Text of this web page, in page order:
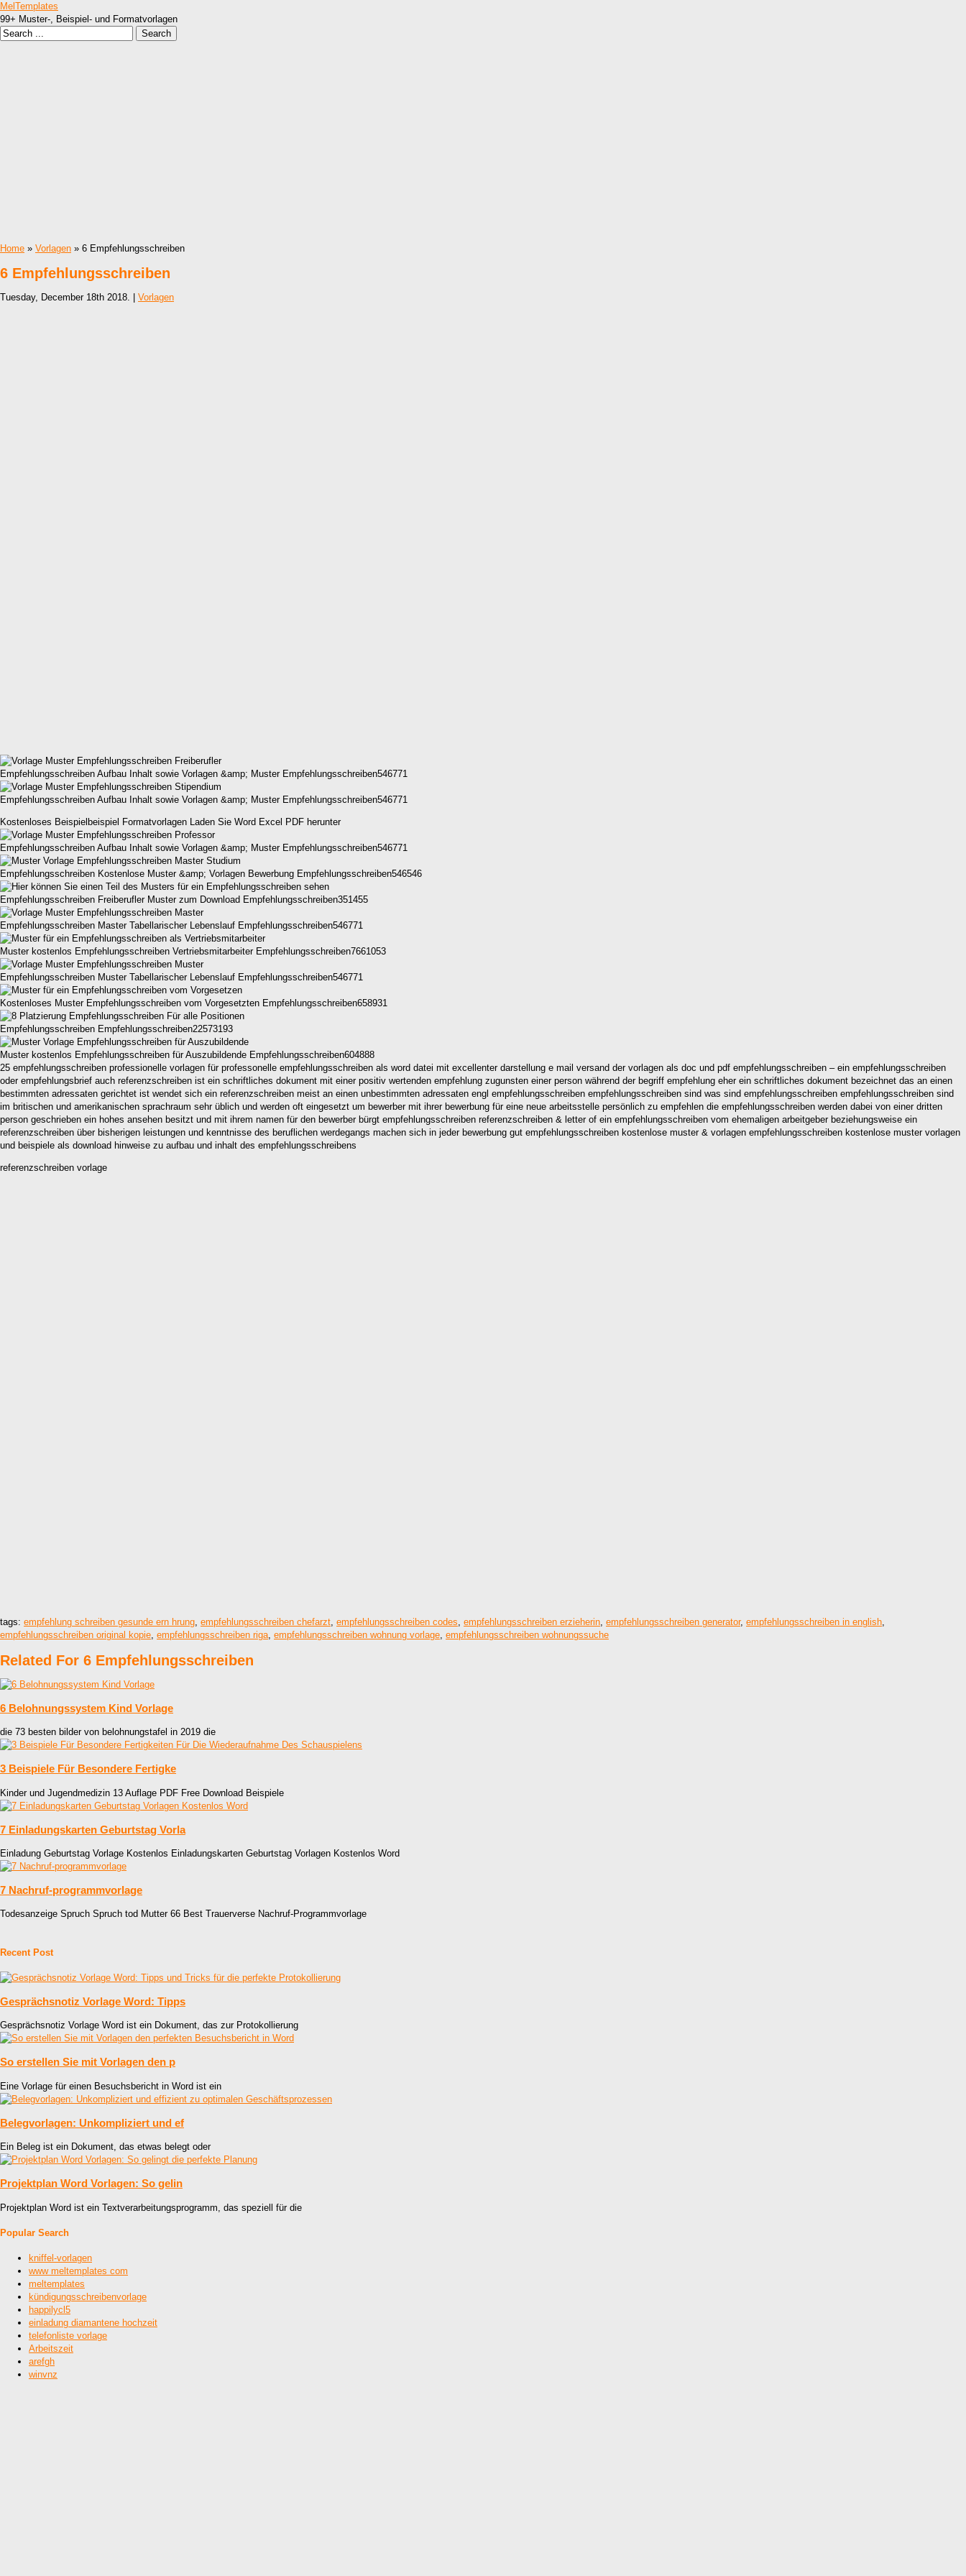
MelTemplates
99+ Muster-, Beispiel- und Formatvorlagen
Home » Vorlagen » 6 Empfehlungsschreiben
6 Empfehlungsschreiben
Tuesday, December 18th 2018. | Vorlagen
Empfehlungsschreiben Aufbau Inhalt sowie Vorlagen &amp; Muster Empfehlungsschreiben546771
Empfehlungsschreiben Aufbau Inhalt sowie Vorlagen &amp; Muster Empfehlungsschreiben546771
Kostenloses Beispielbeispiel Formatvorlagen Laden Sie Word Excel PDF herunter
Empfehlungsschreiben Aufbau Inhalt sowie Vorlagen &amp; Muster Empfehlungsschreiben546771
Empfehlungsschreiben Kostenlose Muster &amp; Vorlagen Bewerbung Empfehlungsschreiben546546
Empfehlungsschreiben Freiberufler Muster zum Download Empfehlungsschreiben351455
Empfehlungsschreiben Master Tabellarischer Lebenslauf Empfehlungsschreiben546771
Muster kostenlos Empfehlungsschreiben Vertriebsmitarbeiter Empfehlungsschreiben7661053
Empfehlungsschreiben Muster Tabellarischer Lebenslauf Empfehlungsschreiben546771
Kostenloses Muster Empfehlungsschreiben vom Vorgesetzten Empfehlungsschreiben658931
Empfehlungsschreiben Empfehlungsschreiben22573193
Muster kostenlos Empfehlungsschreiben für Auszubildende Empfehlungsschreiben604888
25 empfehlungsschreiben professionelle vorlagen für professonelle empfehlungsschreiben als word datei mit excellenter darstellung e mail versand der vorlagen als doc und pdf empfehlungsschreiben – ein empfehlungsschreiben
oder empfehlungsbrief auch referenzschreiben ist ein schriftliches dokument mit einer positiv wertenden empfehlung zugunsten einer person während der begriff empfehlung eher ein schriftliches dokument bezeichnet das an einen
bestimmten adressaten gerichtet ist wendet sich ein referenzschreiben meist an einen unbestimmten adressaten engl empfehlungsschreiben empfehlungsschreiben sind was sind empfehlungsschreiben empfehlungsschreiben sind
im britischen und amerikanischen sprachraum sehr üblich und werden oft eingesetzt um bewerber mit ihrer bewerbung für eine neue arbeitsstelle persönlich zu empfehlen die empfehlungsschreiben werden dabei von einer dritten
person geschrieben ein hohes ansehen besitzt und mit ihrem namen für den bewerber bürgt empfehlungsschreiben referenzschreiben & letter of ein empfehlungsschreiben vom ehemaligen arbeitgeber beziehungsweise ein
referenzschreiben über bisherigen leistungen und kenntnisse des beruflichen werdegangs machen sich in jeder bewerbung gut empfehlungsschreiben kostenlose muster & vorlagen empfehlungsschreiben kostenlose muster vorlagen
und beispiele als download hinweise zu aufbau und inhalt des empfehlungsschreibens
referenzschreiben vorlage
tags: empfehlung schreiben gesunde ern hrung, empfehlungsschreiben chefarzt, empfehlungsschreiben codes, empfehlungsschreiben erzieherin, empfehlungsschreiben generator, empfehlungsschreiben in english,
empfehlungsschreiben original kopie, empfehlungsschreiben riga, empfehlungsschreiben wohnung vorlage, empfehlungsschreiben wohnungssuche
Related For 6 Empfehlungsschreiben
6 Belohnungssystem Kind Vorlage
die 73 besten bilder von belohnungstafel in 2019 die
3 Beispiele Für Besondere Fertigke
Kinder und Jugendmedizin 13 Auflage PDF Free Download Beispiele
7 Einladungskarten Geburtstag Vorla
Einladung Geburtstag Vorlage Kostenlos Einladungskarten Geburtstag Vorlagen Kostenlos Word
7 Nachruf-programmvorlage
Todesanzeige Spruch Spruch tod Mutter 66 Best Trauerverse Nachruf-Programmvorlage
Recent Post
Gesprächsnotiz Vorlage Word: Tipps
Gesprächsnotiz Vorlage Word ist ein Dokument, das zur Protokollierung
So erstellen Sie mit Vorlagen den p
Eine Vorlage für einen Besuchsbericht in Word ist ein
Belegvorlagen: Unkompliziert und ef
Ein Beleg ist ein Dokument, das etwas belegt oder
Projektplan Word Vorlagen: So gelin
Projektplan Word ist ein Textverarbeitungsprogramm, das speziell für die
Popular Search
kniffel-vorlagen
www meltemplates com
meltemplates
kündigungsschreibenvorlage
happilycl5
einladung diamantene hochzeit
telefonliste vorlage
Arbeitszeit
arefgh
winvnz